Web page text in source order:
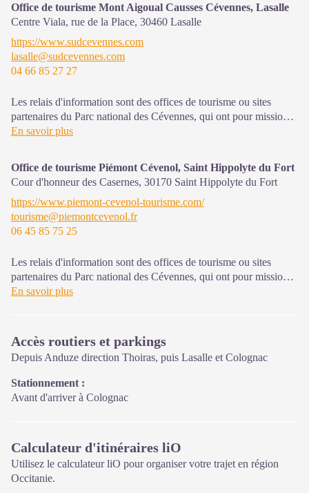
de l'office de tourisme et du Parc.
Une expo interactive présente le Parc national des Cévennes et
ses actions.
Sur place : Une boutique, librairie découverte et produits siglés
Ouvert toute l'année (se renseigner sur les jours et horaires en
saison hivernale).
Office de tourisme Mont Aigoual Causses Cévennes, Lasalle
Centre Viala, rue de la Place, 30460 Lasalle
https://www.sudcevennes.com
lasalle@sudcevennes.com
04 66 85 27 27
Les relais d'information sont des offices de tourisme ou sites
partenaires du Parc national des Cévennes, qui ont pour mission
l'information et la sensibilisation sur l'offre de découverte et
Ouvert toute l'année (se renseigner pour les jours et horaires
d'ouverture en période hivernale)
En savoir plus
Office de tourisme Piémont Cévenol, Saint Hippolyte du Fort
Cour d'honneur des Casernes, 30170 Saint Hippolyte du Fort
https://www.piemont-cevenol-tourisme.com/
tourisme@piemontcevenol.fr
06 45 85 75 25
Les relais d'information sont des offices de tourisme ou sites
partenaires du Parc national des Cévennes, qui ont pour mission
l'information et la sensibilisation sur l'offre de découverte et
Ouvert toute l'année (se renseigner pour les jours et horaires
d'ouverture en période hivernale)
En savoir plus
Accès routiers et parkings
Depuis Anduze direction Thoiras, puis Lasalle et Colognac
Stationnement :
Avant d'arriver à Colognac
Calculateur d'itinéraires liO
Utilisez le calculateur liO pour organiser votre trajet en région
Occitanie.